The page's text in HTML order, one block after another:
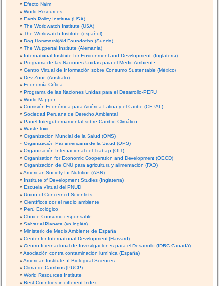
Efecto Naim
World Resources
Earth Policy Institute (USA)
The Worldwatch Institute (USA)
The Worldwatch Institute (español)
Dag Hammarskjöld Foundation (Suecia)
The Wuppertal Institute (Alemania)
International Institute for Environment and Development. (Inglaterra)
Programa de las Naciones Unidas para el Medio Ambiente
Centro Virtual de Información sobre Consumo Sustentable (México)
Dev-Zone (Australia)
Economía Crítica
Programa de las Naciones Unidas para el Desarrollo-PERU
World Mapper
Comisión Económica para América Latina y el Caribe (CEPAL)
Sociedad Peruana de Derecho Ambiental
Panel Intergubernamental sobre Cambio Climático
Waste toxic
Organización Mundial de la Salud (OMS)
Organización Panamericana de la Salud (OPS)
Organización Internacional del Trabajo (OIT)
Organisation for Economic Cooperation and Development (OECD)
Organización de ONU para agricultura y alimentación (FAO)
American Society for Nutrition (ASN)
Institute of Development Studies (Inglaterra)
Escuela Virtual del PNUD
Union of Concerned Scientists
Científicos por el medio ambiente
Perú Ecológico
Choice Consumo responsable
Salvar el Planeta (en inglés)
Ministerio de Medio Ambiente de España
Center for International Development (Harvard)
Centro Internacional de Investigaciones para el Desarrollo (IDRC-Canadá)
Asociación contra contaminación lumínica (España)
American Institute of Biological Sciences.
Clima de Cambios (PUCP)
World Resources Institute
Best Countries in different Index